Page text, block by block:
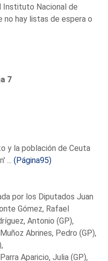
Instituto Nacional de
no hay listas de espera o
7
y la población de Ceuta
...(Página95)
por los Diputados Juan
Gómez, Rafael
Antonio (GP),
Abrines, Pedro (GP),
Aparicio, Julia (GP),